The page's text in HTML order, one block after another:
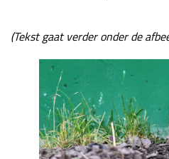
(Tekst gaat verder onder de